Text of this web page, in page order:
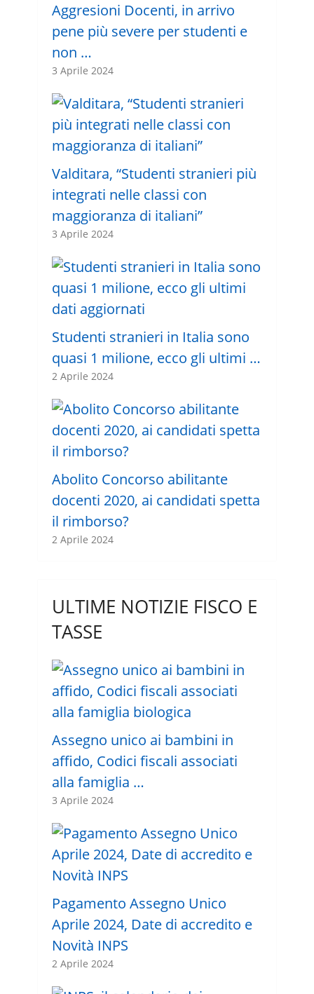
Aggresioni Docenti, in arrivo
pene più severe per studenti e
non …
3 Aprile 2024
Valditara, “Studenti stranieri più
integrati nelle classi con
maggioranza di italiani”
3 Aprile 2024
Studenti stranieri in Italia sono
quasi 1 milione, ecco gli ultimi …
2 Aprile 2024
Abolito Concorso abilitante
docenti 2020, ai candidati spetta
il rimborso?
2 Aprile 2024
ULTIME NOTIZIE FISCO E
TASSE
Assegno unico ai bambini in
affido, Codici fiscali associati
alla famiglia …
3 Aprile 2024
Pagamento Assegno Unico
Aprile 2024, Date di accredito e
Novità INPS
2 Aprile 2024